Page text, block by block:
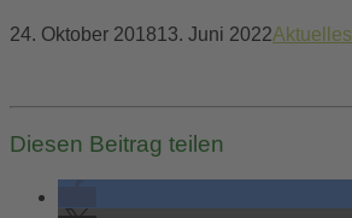
24. Oktober 201813. Juni 2022Aktuelles
Diesen Beitrag teilen